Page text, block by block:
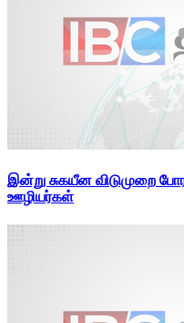
இன்று சுகயீன விடுமுறை
ஊழியர்கள்